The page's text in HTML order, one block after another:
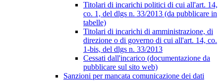
Titolari di incarichi politici di cui all'art. 14,
co. 1, del dlgs n. 33/2013 (da pubblicare in
tabelle)
Titolari di incarichi di amministrazione, di
direzione o di governo di cui all'art. 14, co.
1-bis, del dlgs n. 33/2013
Cessati dall'incarico (documentazione da
pubblicare sul sito web)
Sanzioni per mancata comunicazione dei dati